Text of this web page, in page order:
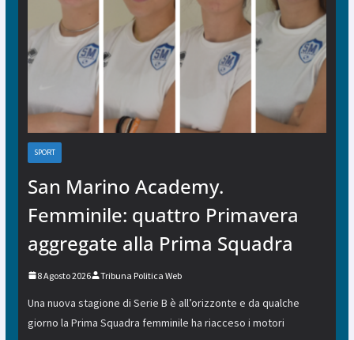
SPORT
San Marino Academy.
Femminile: quattro Primavera
aggregate alla Prima Squadra
8 Agosto 2026 Tribuna Politica Web
Una nuova stagione di Serie B è all’orizzonte e da qualche
giorno la Prima Squadra femminile ha riacceso i motori